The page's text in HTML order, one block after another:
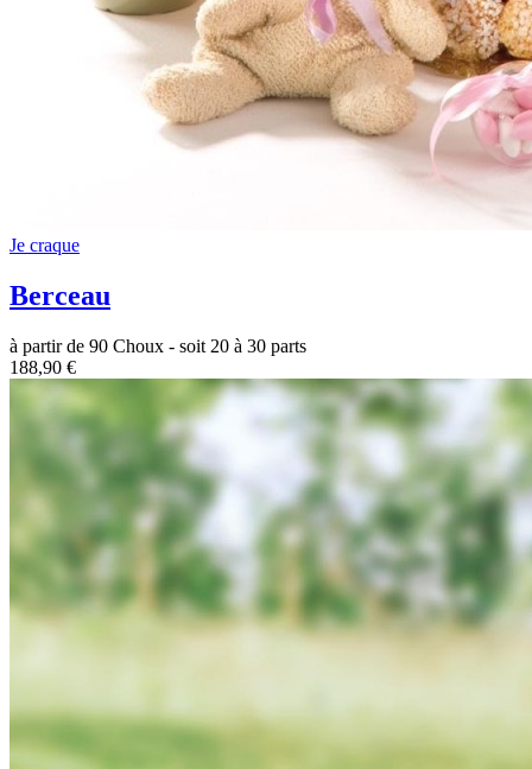
Je craque
Berceau
à partir de 90 Choux - soit 20 à 30 parts
188,90 €